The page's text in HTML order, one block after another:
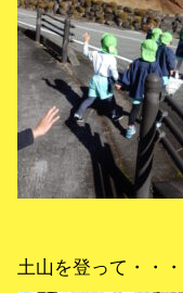
土山を登って・・・